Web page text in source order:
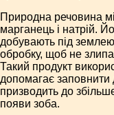
Природна речовина
марганець і натрій.
добувають під
обробку, щоб не
Такий продукт
допомагає заповнити
призводить до
появи зоба.